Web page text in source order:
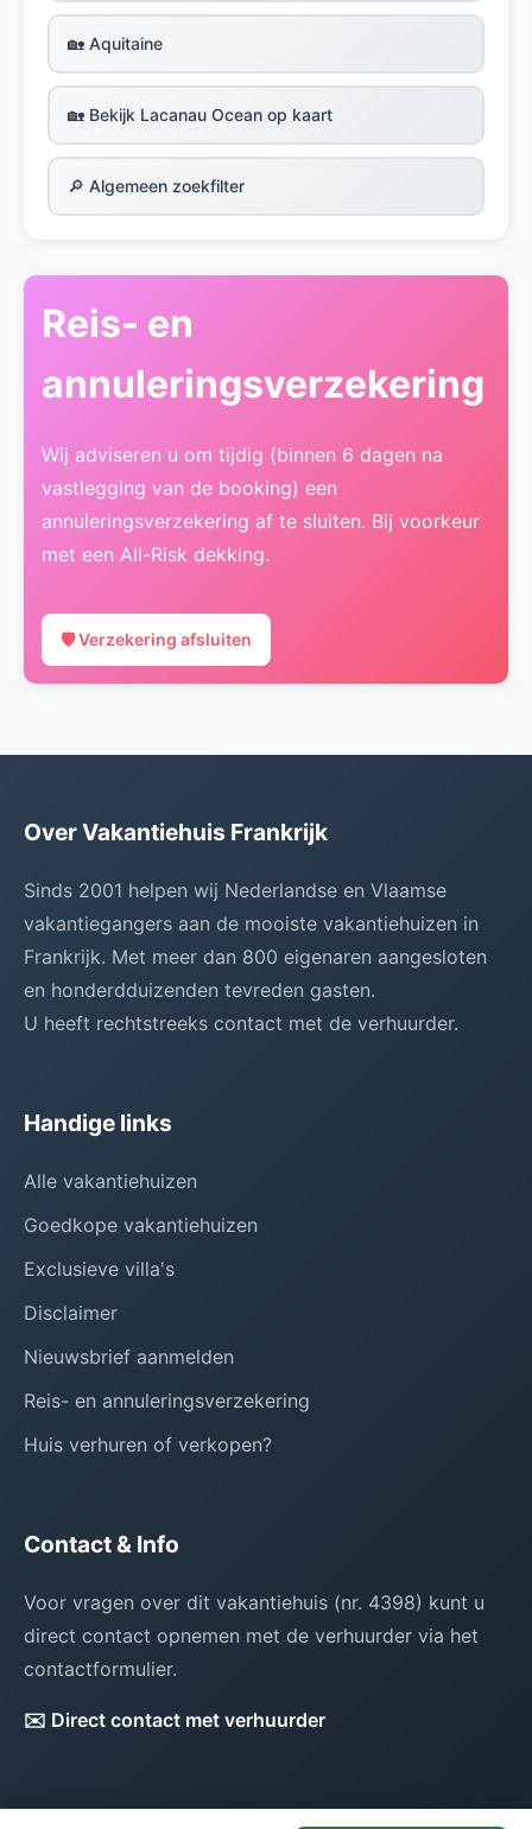
🏡 Aquitaine
🏡 Bekijk Lacanau Ocean op kaart
🔎 Algemeen zoekfilter
Reis- en
annuleringsverzekering
Wij adviseren u om tijdig (binnen 6 dagen na
vastlegging van de booking) een
annuleringsverzekering af te sluiten. Bij voorkeur
met een All-Risk dekking.
🛡️ Verzekering afsluiten
Over Vakantiehuis Frankrijk
Sinds 2001 helpen wij Nederlandse en Vlaamse
vakantiegangers aan de mooiste vakantiehuizen in
Frankrijk. Met meer dan 800 eigenaren aangesloten
en honderdduizenden tevreden gasten.
U heeft rechtstreeks contact met de verhuurder.
Handige links
Alle vakantiehuizen
Goedkope vakantiehuizen
Exclusieve villa's
Disclaimer
Nieuwsbrief aanmelden
Reis- en annuleringsverzekering
Huis verhuren of verkopen?
Contact & Info
Voor vragen over dit vakantiehuis (nr. 4398) kunt u
direct contact opnemen met de verhuurder via het
contactformulier.
✉️ Direct contact met verhuurder